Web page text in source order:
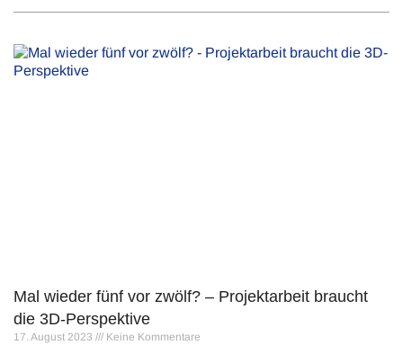
Mal wieder fünf vor zwölf? – Projektarbeit braucht
die 3D-Perspektive
17. August 2023 Keine Kommentare